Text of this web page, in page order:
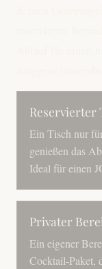
Reservierter
Ein Tisch nur
genießen das
Ideal für einen
Privater
Ein eigener
Cocktail-Paket,